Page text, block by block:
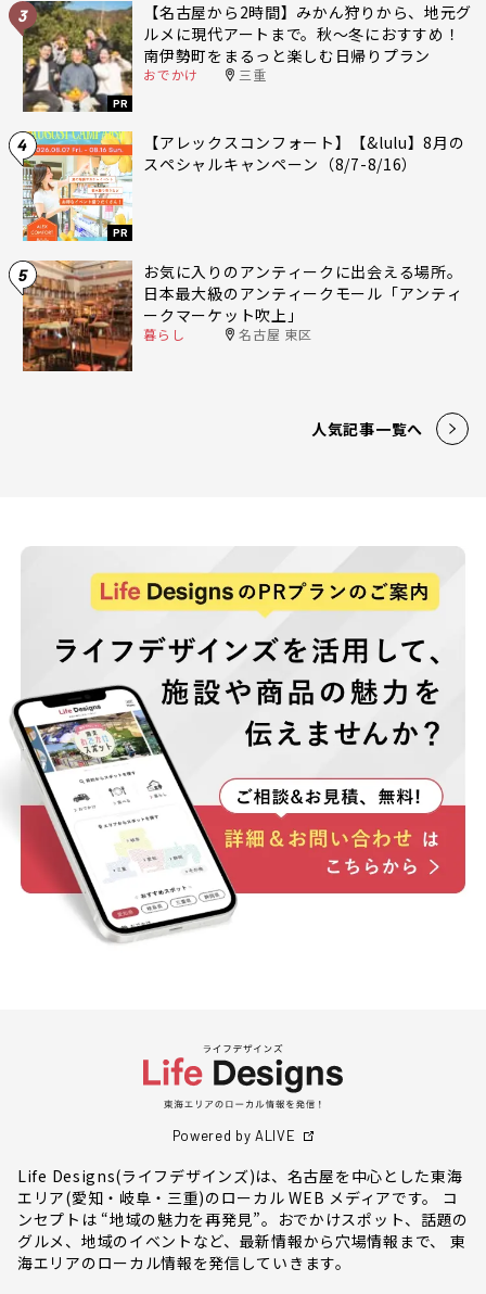
3
PR
【名古屋から2時間】みかん狩りから、地元グ
ルメに現代アートまで。秋〜冬におすすめ！
南伊勢町をまるっと楽しむ日帰りプラン
おでかけ 三重
4
PR
【アレックスコンフォート】【&lulu】8月の
スペシャルキャンペーン（8/7-8/16）
5
お気に入りのアンティークに出会える場所。
日本最大級のアンティークモール「アンティ
ークマーケット吹上」
暮らし 名古屋 東区
人気記事一覧へ
Powered by ALIVE
Life Designs(ライフデザインズ)は、名古屋を中心とした東海
エリア(愛知・岐阜・三重)のローカル WEB メディアです。 コ
ンセプトは “地域の魅力を再発見”。おでかけスポット、話題の
グルメ、地域のイベントなど、最新情報から穴場情報まで、 東
海エリアのローカル情報を発信していきます。